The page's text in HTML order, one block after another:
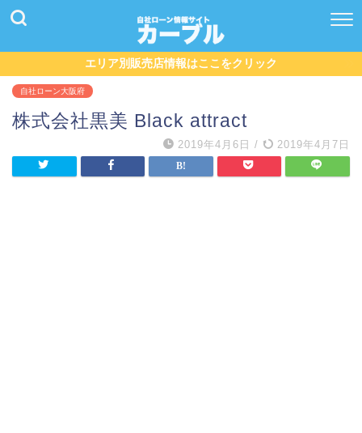
エリア別販売店情報はここをクリック
自社ローン大阪府
株式会社黒美 Black attract
2019年4月6日 / 2019年4月7日